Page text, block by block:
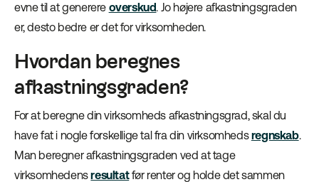
evne til at generere overskud. Jo højere afkastningsgraden
er, desto bedre er det for virksomheden.
Hvordan beregnes
afkastningsgraden?
For at beregne din virksomheds afkastningsgrad, skal du
have fat i nogle forskellige tal fra din virksomhedsregnskab.
Man beregner afkastningsgraden ved at tage
virksomhedensresultatfør renter og holde det sammen